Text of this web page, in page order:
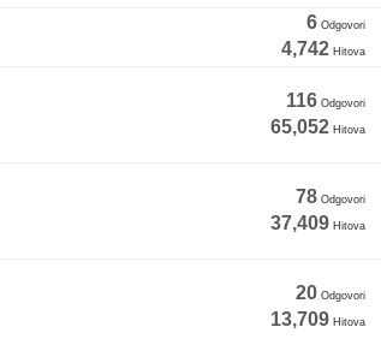
6Odgovori
4,742Hitova
116Odgovori
65,052Hitova
78Odgovori
37,409Hitova
20Odgovori
13,709Hitova